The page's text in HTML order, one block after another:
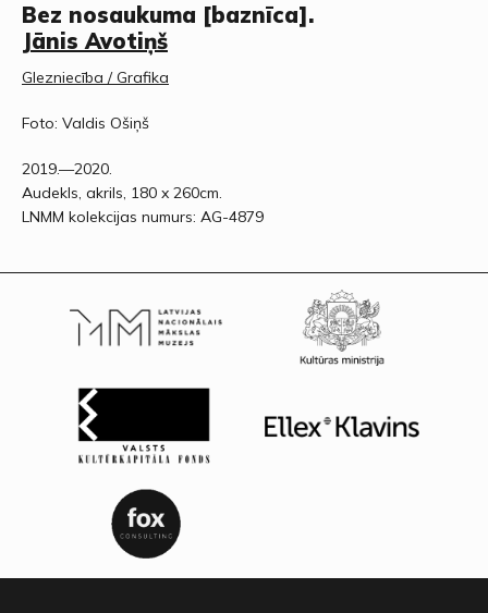
Bez nosaukuma [baznīca].
Jānis Avotiņš
Glezniecība / Grafika
2019.—2020.
Audekls, akrils, 180 x 260cm.
LNMM kolekcijas numurs: AG-4879
Foto: Valdis Ošiņš